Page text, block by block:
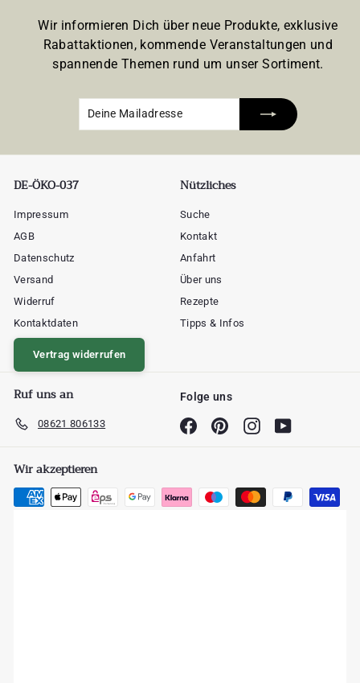
Wir informieren Dich über neue Produkte, exklusive
Rabattaktionen, kommende Veranstaltungen und
spannende Themen rund um unser Sortiment.
DE-ÖKO-037
Impressum
AGB
Datenschutz
Versand
Widerruf
Kontaktdaten
Vertrag widerrufen
Nützliches
Suche
Kontakt
Anfahrt
Über uns
Rezepte
Tipps & Infos
Ruf uns an
08621 806133
Folge uns
FacebookPinterestInstagramYouTube
Wir akzeptieren